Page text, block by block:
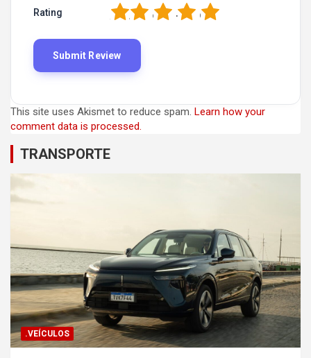
Rating 5
4
3
2
This site uses Akismet to reduce spam. Learn how your
comment data is processed.
TRANSPORTE
.VEÍCULOS